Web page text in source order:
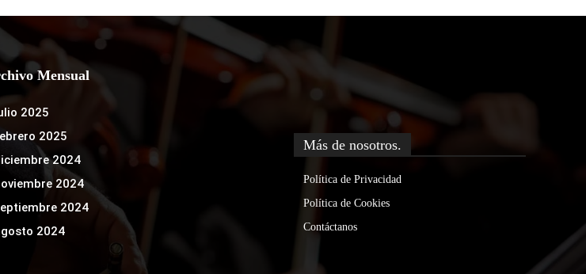
Mensual
2025
2025
2024
2024
2024
2024
Más de nosotros.
Política de Privacidad
Política de Cookies
Contáctanos